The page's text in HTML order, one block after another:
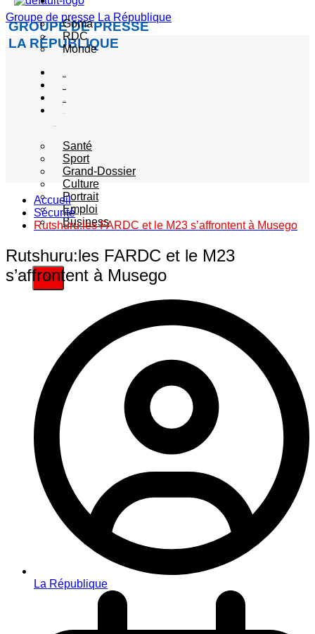
Groupe de presse La République
GROUPE DE PRESSE
LA RÉPUBLIQUE
Goma
RDC
Monde
Santé
Sport
Grand-Dossier
Culture
Portrait
Emploi
Business
X
Accueil
Sécurité
Rutshuru:les FARDC et le M23 s’affrontent à Musego
Rutshuru:les FARDC et le M23
s’affrontent à Musego
La République